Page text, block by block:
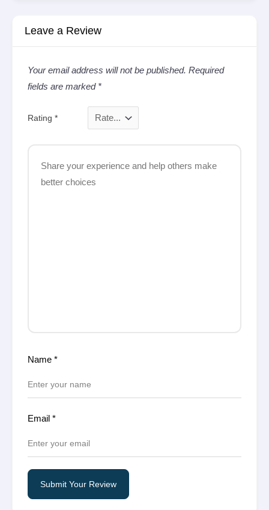
Leave a Review
Your email address will not be published. Required
fields are marked *
Rating *
Name *
Email *
Submit Your Review